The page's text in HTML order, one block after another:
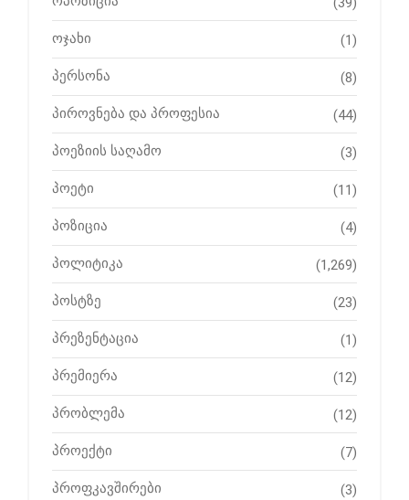
ოჯახი (1)
პერსონა (8)
პიროვნება და პროფესია (44)
პოეზიის საღამო (3)
პოეტი (11)
პოზიცია (4)
პოლიტიკა (1,269)
პოსტზე (23)
პრეზენტაცია (1)
პრემიერა (12)
პრობლემა (12)
პროექტი (7)
პროფკავშირები (3)